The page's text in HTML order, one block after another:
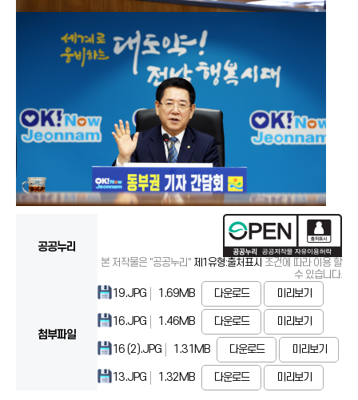
공공누리
본 저작물은 "공공누리" 제1유형:출처표시 조건에 따라 이용 할
수 있습니다.
첨부파일
19.JPG 1.69MB 다운로드 미리보기
16.JPG 1.46MB 다운로드 미리보기
16 (2).JPG 1.31MB 다운로드 미리보기
13.JPG 1.32MB 다운로드 미리보기